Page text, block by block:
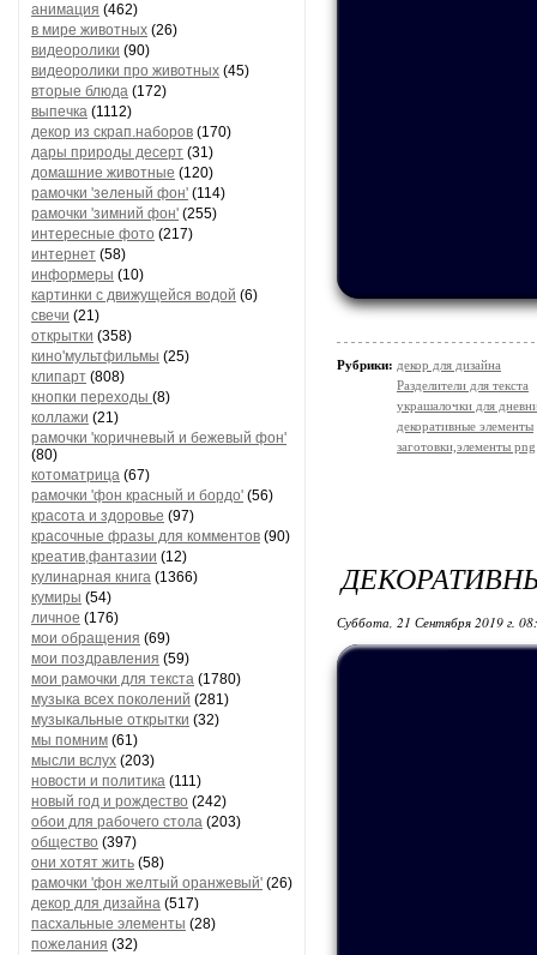
анимация (462)
в мире животных (26)
видеоролики (90)
видеоролики про животных (45)
вторые блюда (172)
выпечка (1112)
декор из скрап.наборов (170)
дары природы десерт (31)
домашние животные (120)
рамочки 'зеленый фон' (114)
рамочки 'зимний фон' (255)
интересные фото (217)
интернет (58)
информеры (10)
картинки с движущейся водой (6)
свечи (21)
открытки (358)
кино'мультфильмы (25)
клипарт (808)
кнопки переходы (8)
коллажи (21)
рамочки 'коричневый и бежевый фон'
(80)
котоматрица (67)
рамочки 'фон красный и бордо' (56)
красота и здоровье (97)
красочные фразы для комментов (90)
креатив,фантазии (12)
кулинарная книга (1366)
кумиры (54)
личное (176)
мои обращения (69)
мои поздравления (59)
мои рамочки для текста (1780)
музыка всех поколений (281)
музыкальные открытки (32)
мы помним (61)
мысли вслух (203)
новости и политика (111)
новый год и рождество (242)
обои для рабочего стола (203)
общество (397)
они хотят жить (58)
рамочки 'фон желтый оранжевый' (26)
декор для дизайна (517)
пасхальные элементы (28)
пожелания (32)
Рубрики: декор для дизайна
Разделители для текста
украшалочки для
декоративные элементы
заготовки,элементы png
Суббота, 21 Сентября 2019 г.